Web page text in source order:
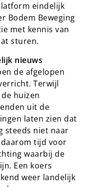
eindelijk
Bodem Beweging
met kennis van
sturen.
nieuws
de afgelopen
Terwijl
huizen
uit de
laten zien dat
steeds niet naar
tijd voor
waarbij de
Een koers
weer landelijk